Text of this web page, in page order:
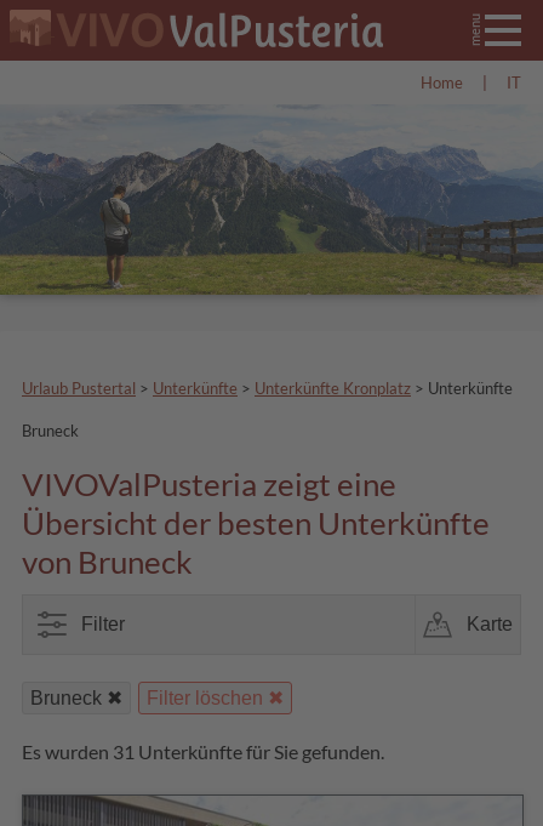
Home IT
Urlaub Pustertal > Unterkünfte > Unterkünfte Kronplatz > Unterkünfte
Bruneck
VIVOValPusteria zeigt eine
Übersicht der besten Unterkünfte
von Bruneck
Filter Karte
Bruneck Filter löschen
Es wurden 31 Unterkünfte für Sie gefunden.